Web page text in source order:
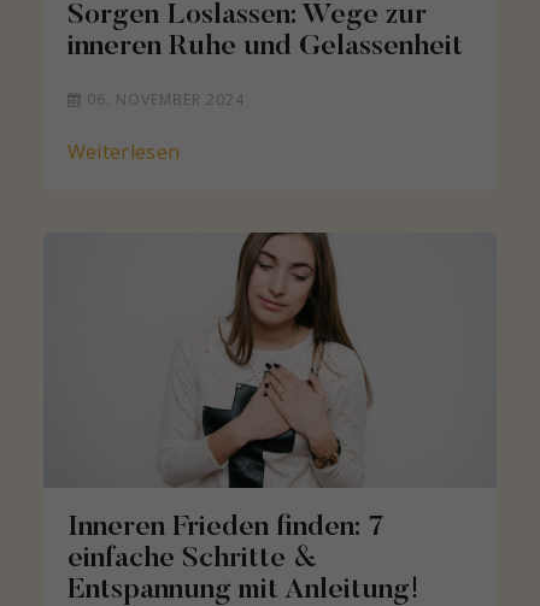
Sorgen Loslassen: Wege zur
inneren Ruhe und Gelassenheit
06. NOVEMBER 2024
Weiterlesen
Inneren Frieden finden: 7
einfache Schritte &
Entspannung mit Anleitung!